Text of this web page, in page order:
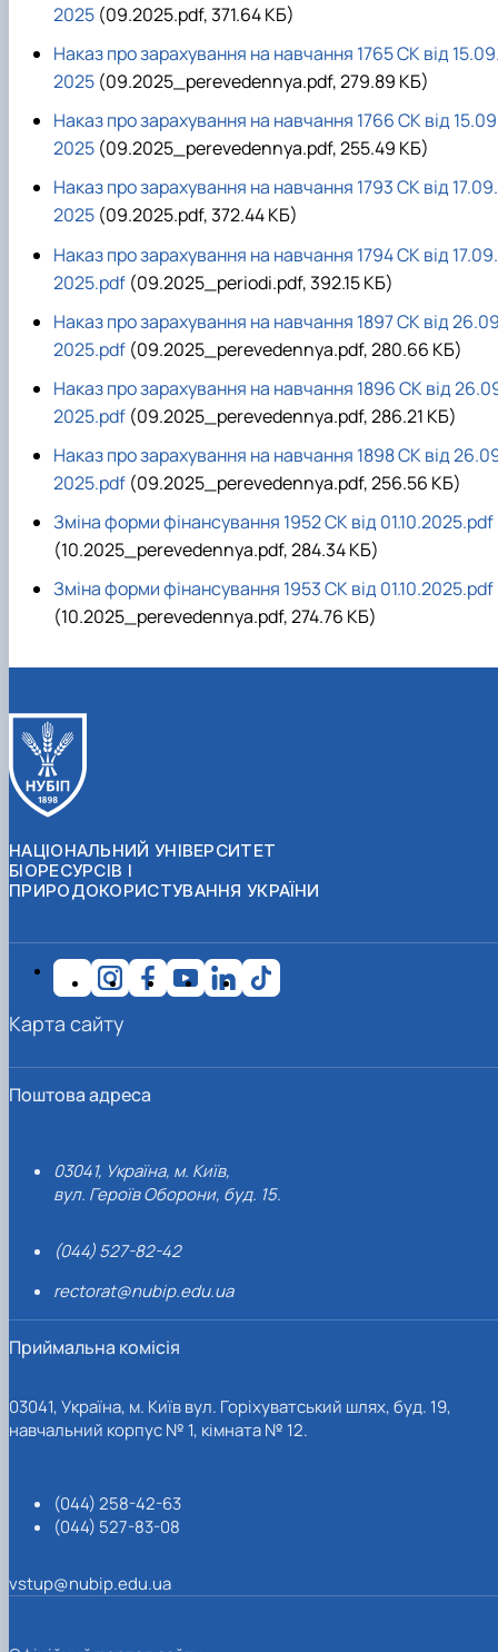
2025 (09.2025.pdf, 371.64 КБ)
Наказ про зарахування на навчання 1765 CK від
2025 (09.2025_perevedennya.pdf, 279.89 КБ)
Наказ про зарахування на навчання 1766 СК від
2025 (09.2025_perevedennya.pdf, 255.49 КБ)
Наказ про зарахування на навчання 1793 СК від 17.09.
2025 (09.2025.pdf, 372.44 КБ)
Наказ про зарахування на навчання 1794 СК від 17.09.
2025.pdf (09.2025_periodi.pdf, 392.15 КБ)
Наказ про зарахування на навчання 1897 СК від
2025.pdf (09.2025_perevedennya.pdf, 280.66 КБ)
Наказ про зарахування на навчання 1896 СК від
2025.pdf (09.2025_perevedennya.pdf, 286.21 КБ)
Наказ про зарахування на навчання 1898 СК від
2025.pdf (09.2025_perevedennya.pdf, 256.56 КБ)
Зміна форми фінансування 1952 СК від 01.10.2025.pdf
(10.2025_perevedennya.pdf, 284.34 КБ)
Зміна форми фінансування 1953 СК від 01.10.2025.pdf
(10.2025_perevedennya.pdf, 274.76 КБ)
НАЦІОНАЛЬНИЙ УНІВЕРСИТЕТ
БІОРЕСУРСІВ І
ПРИРОДОКОРИСТУВАННЯ УКРАЇНИ
Поштова адреса
03041, Україна, м. Київ,
вул. Героїв Оборони, буд. 15.
(044) 527-82-42
rectorat@nubip.edu.ua
Приймальна комісія
03041, Україна, м. Київ вул. Горіхуватський шлях, буд. 19,
навчальний корпус № 1, кімната № 12.
(044) 258-42-63
(044) 527-83-08
vstup@nubip.edu.ua
Карта сайту